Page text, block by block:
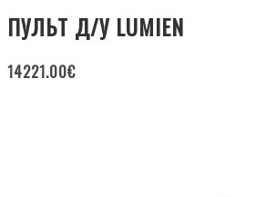
ПУЛЬТ Д/У LUMIEN
14221.00€